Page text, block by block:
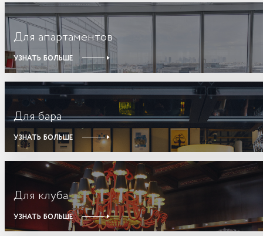
Для апартаментов
УЗНАТЬ БОЛЬШЕ
Для бара
УЗНАТЬ БОЛЬШЕ
Для клуба
УЗНАТЬ БОЛЬШЕ